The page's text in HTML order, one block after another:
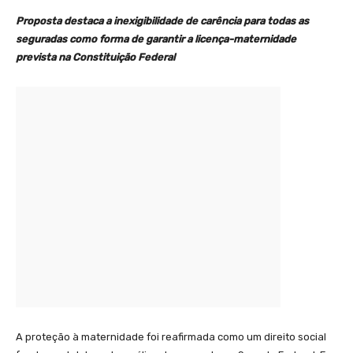
Proposta destaca a inexigibilidade de carência para todas as
seguradas como forma de garantir a licença-maternidade
prevista na Constituição Federal
A proteção à maternidade foi reafirmada como um direito social